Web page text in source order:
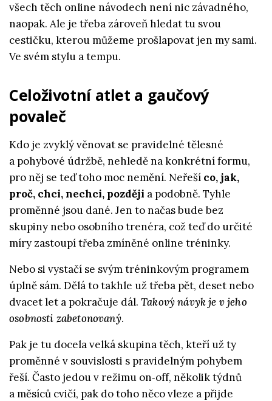
všech těch online návodech není nic závadného,
naopak. Ale je třeba zároveň hledat tu svou
cestičku, kterou můžeme prošlapovat jen my sami.
Ve svém stylu a tempu.
Celoživotní atlet a gaučový
povaleč
Kdo je zvyklý věnovat se pravidelné tělesné
a pohybové údržbě, nehledě na konkrétní formu,
pro něj se teď toho moc nemění. Neřeší co, jak,
proč, chci, nechci, později a podobně. Tyhle
proměnné jsou dané. Jen to načas bude bez
skupiny nebo osobního trenéra, což teď do určité
míry zastoupí třeba zmíněné online tréninky.
Nebo si vystačí se svým tréninkovým programem
úplně sám. Dělá to takhle už třeba pět, deset nebo
dvacet let a pokračuje dál. Takový návyk je v jeho
osobnosti zabetonovaný.
Pak je tu docela velká skupina těch, kteří už ty
proměnné v souvislosti s pravidelným pohybem
řeší. Často jedou v režimu on‑off, několik týdnů
a měsíců cvičí, pak do toho něco vleze a přijde